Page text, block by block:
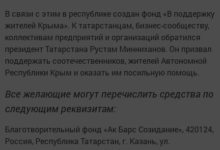
В связи с этим в республике создан фонд «В поддержку
жителей Крыма». К татарстанцам, бизнес-сообществу,
коллективам предприятий и организаций обратился
президент Татарстана Рустам Минниханов. Он призвал
поддержать соотечественников, жителей Автономной
Республики Крым и оказать им посильную помощь.
Все желающие могут перечислить средства по
следующим реквизитам:
Благотворительный фонд «Ак Барс Созидание», 420124,
Россия, Республика Татарстан, г. Казань, ул.